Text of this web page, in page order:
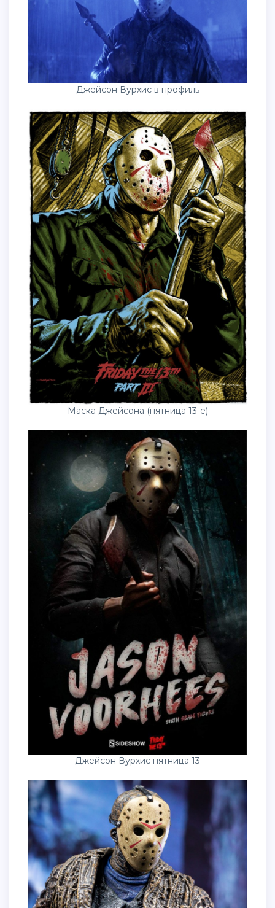
Джейсон Вурхис в профиль
Маска Джейсона (пятница 13-е)
Джейсон Вурхис пятница 13